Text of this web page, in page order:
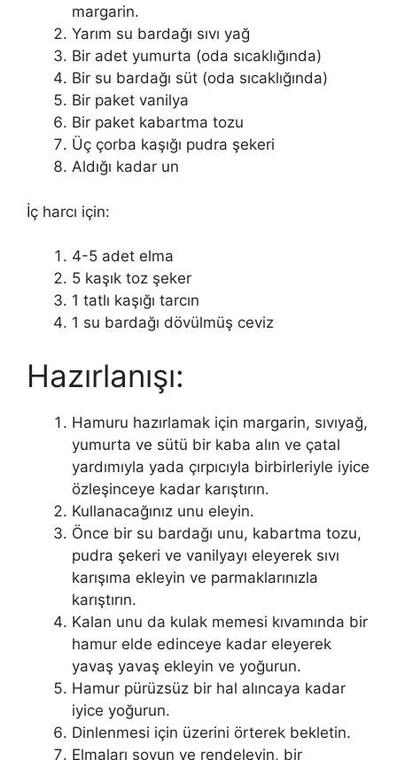
margarin.
Yarım su bardağı sıvı yağ
Bir adet yumurta (oda sıcaklığında)
Bir su bardağı süt (oda sıcaklığında)
Bir paket vanilya
Bir paket kabartma tozu
Üç çorba kaşığı pudra şekeri
Aldığı kadar un
İç harcı için:
4-5 adet elma
5 kaşık toz şeker
1 tatlı kaşığı tarcın
1 su bardağı dövülmüş ceviz
Hazırlanışı:
Hamuru hazırlamak için margarin, sıvıyağ,
yumurta ve sütü bir kaba alın ve çatal
yardımıyla yada çırpıcıyla birbirleriyle iyice
özleşinceye kadar karıştırın.
Kullanacağınız unu eleyin.
Önce bir su bardağı unu, kabartma tozu,
pudra şekeri ve vanilyayı eleyerek sıvı
karışıma ekleyin ve parmaklarınızla
karıştırın.
Kalan unu da kulak memesi kıvamında bir
hamur elde edinceye kadar eleyerek
yavaş yavaş ekleyin ve yoğurun.
Hamur pürüzsüz bir hal alıncaya kadar
iyice yoğurun.
Dinlenmesi için üzerini örterek bekletin.
Elmaları soyun ve rendeleyin, bir